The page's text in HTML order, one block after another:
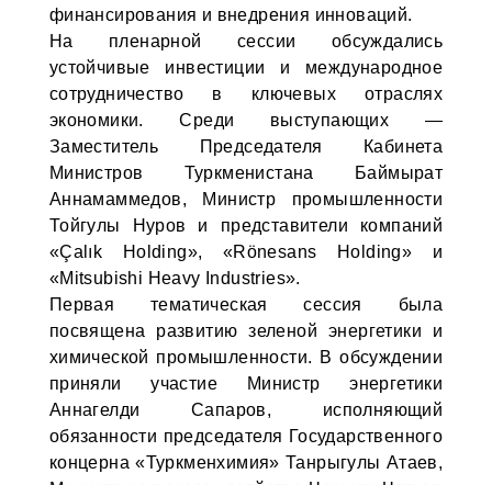
финансирования и внедрения инноваций.
На пленарной сессии обсуждались
устойчивые инвестиции и международное
сотрудничество в ключевых отраслях
экономики. Среди выступающих —
Заместитель Председателя Кабинета
Министров Туркменистана Баймырат
Аннамаммедов, Министр промышленности
Тойгулы Нуров и представители компаний
«Çalık Holding», «Rönesans Holding» и
«Mitsubishi Heavy Industries».
Первая тематическая сессия была
посвящена развитию зеленой энергетики и
химической промышленности. В обсуждении
приняли участие Министр энергетики
Аннагелди Сапаров, исполняющий
обязанности председателя Государственного
концерна «Туркменхимия» Танрыгулы Атаев,